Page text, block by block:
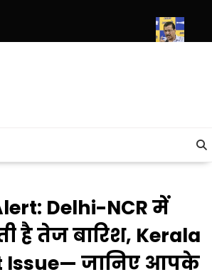
Delhi-NCR में
है तेज बारिश, Kerala
Issue— जानिए आपके